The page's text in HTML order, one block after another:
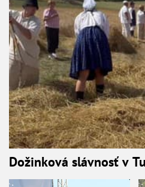
Dožinková slávnosť v